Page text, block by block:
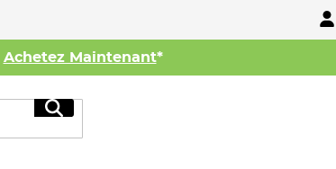
Achetez Maintenant*
Rechercher